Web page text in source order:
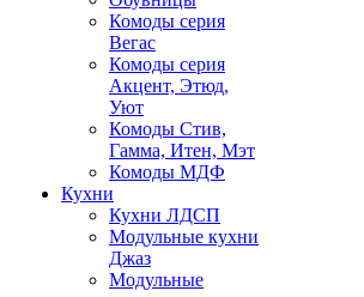
Комоды серия
Вегас
Комоды серия
Акцент, Этюд,
Уют
Комоды Стив,
Гамма, Итен, Мэт
Комоды МДФ
Кухни
Кухни ЛДСП
Модульные кухни
Джаз
Модульные